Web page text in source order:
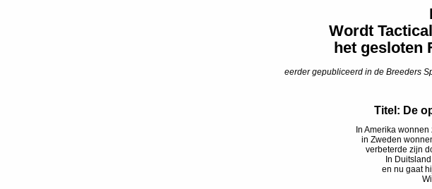
Wordt
het gesloten
eerder gepubliceerd in de Breeders
Titel: De
In Amerika
in Zweden
verbeterde zijn
In
en nu gaat